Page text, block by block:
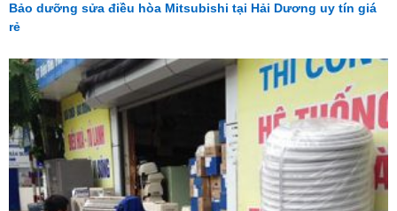
Bảo dưỡng sửa điều hòa Mitsubishi tại Hải Dương uy tín giá
rẻ